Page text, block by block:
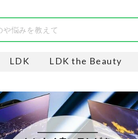
LDK LDK the Beauty